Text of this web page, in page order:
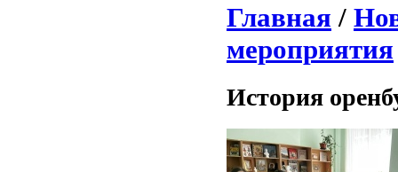
Главная /
мероприятия
История